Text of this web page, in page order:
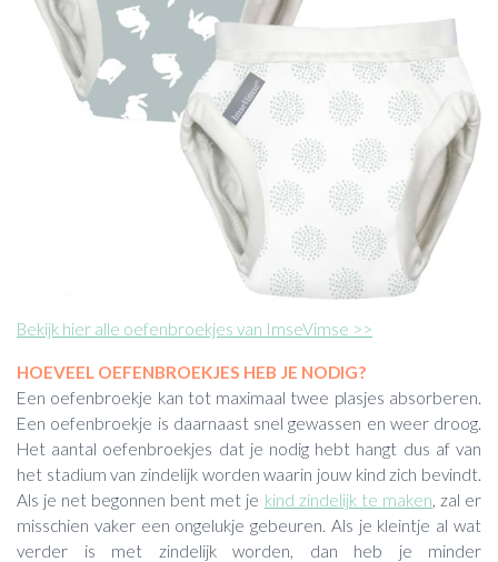
Bekijk hier alle oefenbroekjes van ImseVimse >>
HOEVEEL OEFENBROEKJES HEB JE NODIG?
Een oefenbroekje kan tot maximaal twee plasjes absorberen.
Een oefenbroekje is daarnaast snel gewassen en weer droog.
Het aantal oefenbroekjes dat je nodig hebt hangt dus af van
het stadium van zindelijk worden waarin jouw kind zich bevindt.
Als je net begonnen bent met je kind zindelijk te maken, zal er
misschien vaker een ongelukje gebeuren. Als je kleintje al wat
verder is met zindelijk worden, dan heb je minder